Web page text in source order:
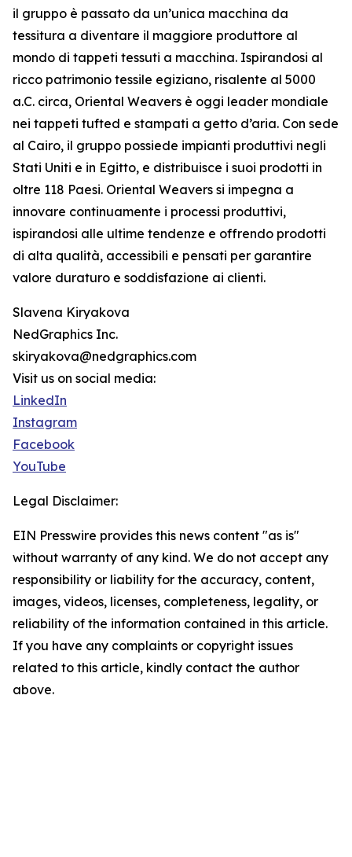
il gruppo è passato da un’unica macchina da
tessitura a diventare il maggiore produttore al
mondo di tappeti tessuti a macchina. Ispirandosi al
ricco patrimonio tessile egiziano, risalente al 5000
a.C. circa, Oriental Weavers è oggi leader mondiale
nei tappeti tufted e stampati a getto d’aria. Con sede
al Cairo, il gruppo possiede impianti produttivi negli
Stati Uniti e in Egitto, e distribuisce i suoi prodotti in
oltre 118 Paesi. Oriental Weavers si impegna a
innovare continuamente i processi produttivi,
ispirandosi alle ultime tendenze e offrendo prodotti
di alta qualità, accessibili e pensati per garantire
valore duraturo e soddisfazione ai clienti.
Slavena Kiryakova
NedGraphics Inc.
skiryakova@nedgraphics.com
Visit us on social media:
LinkedIn
Instagram
Facebook
YouTube
Legal Disclaimer:
EIN Presswire provides this news content "as is"
without warranty of any kind. We do not accept any
responsibility or liability for the accuracy, content,
images, videos, licenses, completeness, legality, or
reliability of the information contained in this article.
If you have any complaints or copyright issues
related to this article, kindly contact the author
above.